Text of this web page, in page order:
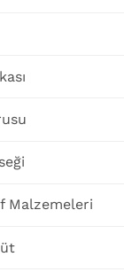
Malzemeleri